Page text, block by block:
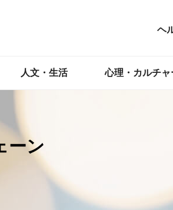
ヘ
人文・生活 心理・カルチャ
ーン